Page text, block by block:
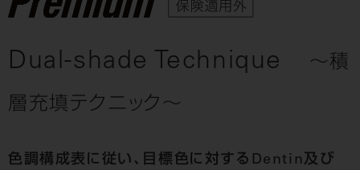
Dual-shade Technique ～積
層充填テクニック～
色調構成表に従い、目標色に対するDentin及び